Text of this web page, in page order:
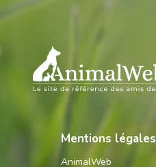
Mentions légales
AnimalWeb